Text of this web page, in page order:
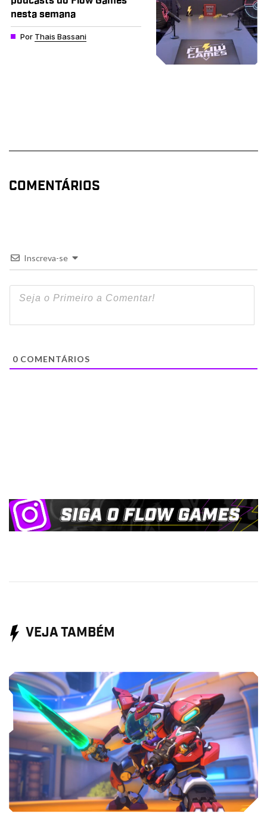
nesta semana
Por Thais Bassani
COMENTÁRIOS
Inscreva-se
0 COMENTÁRIOS
VEJA TAMBÉM